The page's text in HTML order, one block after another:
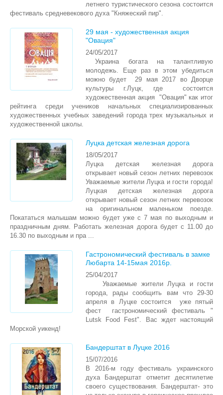
КАРНАВАЛЬНЫЕ НОВОГОДНИЕ КОСТЮМЫ
РАЗВИВАЮЩИЕ ИГРУШКИ
МЕБЕЛЬ ДЛЯ ІВЕНТА
летнего туристического сезона состоится
фестиваль средневекового духа "Княжеский пир".
29 мая - художественная акция
"Овация"
24/05/2017
Украина богата на талантливую
молодежь. Еще раз в этом убедиться
можно будет 29 мая 2017 во Дворце
культуры г.Луцк, где состоится
художественная акция "Овация" как итог
рейтинга среди учеников начальных специализированных
художественных учебных заведений города трех музыкальных и
художественной школы.
Луцка детская железная дорога
18/05/2017
Луцка детская железная дорога
открывает новый сезон летних перевозок
Уважаемые жители Луцка и гости города!
Луцкая детская железная дорога
открывает новый сезон летних перевозок
на оригинальном маленьком поезде.
Покататься малышам можно будет уже с 7 мая по выходным и
праздничным дням. Работать железная дорога будет с 11.00 до
16.30 по выходным и пра ...
Гастрономический фестиваль в замке
Любарта 14-15мая 2016р.
25/04/2017
Уважаемые жители Луцка и гости
города, рады сообщить вам что 29-30
апреля в Луцке состоится уже пятый
фест гастрономический фестиваль "
Lutsk Food Fest". Вас ждет настоящий
Морской уикенд!
Бандерштат в Луцке 2016
15/07/2016
В 2016-м году фестиваль украинского
духа Бандерштат отметит десятилетие
своего существования. Бандерштат- это